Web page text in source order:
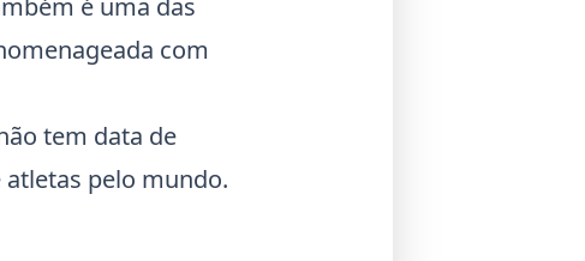
é uma das
com
tem data de
pelo mundo.